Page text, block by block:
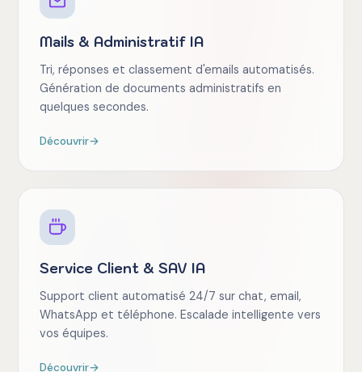
Mails & Administratif IA
Tri, réponses et classement d'emails automatisés.
Génération de documents administratifs en
quelques secondes.
Découvrir→
Service Client & SAV IA
Support client automatisé 24/7 sur chat, email,
WhatsApp et téléphone. Escalade intelligente vers
vos équipes.
Découvrir→